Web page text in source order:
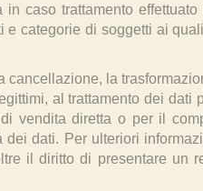
caso trattamento
categorie di soggetti ai
cancellazione, la
al trattamento dei dati
vendita diretta o per il
dati. Per ulteriori
il diritto di presentare un